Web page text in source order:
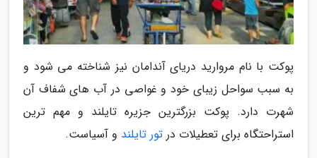
پوکت با نام مروارید دریای آندامان نیز شناخته می شود و
به سبب سواحل زیبای خود و غواصی در آب های شفاف آن
شهرت دارد. پوکت بزرگترین جزیره تایلند و مهم ترین
استراحتگاه برای تعطیلات در تور تایلند و آسیاست.